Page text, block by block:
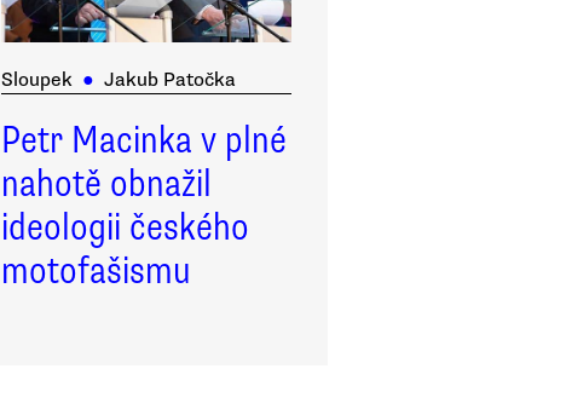
Sloupek ● Jakub Patočka
Petr Macinka v plné
nahotě obnažil
ideologii českého
motofašismu